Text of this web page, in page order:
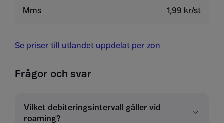
Mms 1,99 kr/st
Se priser till utlandet uppdelat per zon
Frågor och svar
Vilket debiteringsintervall gäller vid
roaming?